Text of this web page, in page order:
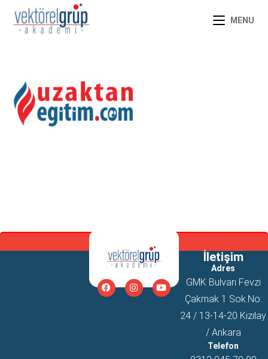
MENU
İletişim
Adres
GMK Bulvarı Fevzi
Çakmak 1 Sok.No:
24 / 13-14-20 Kızılay
/ Ankara
Telefon